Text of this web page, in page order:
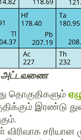
அட்டவணை
தொகுதிகளும்
இரண்டு